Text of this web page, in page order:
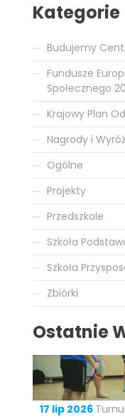
Kategorie
Budujemy
Fundusze
Społecznego
Krajowy Plan
Nagrody i
Ogólne
Projekty
Przedszkole
Szkoła
Szkoła
Zbiórki
Ostatnie
17 lip 2026